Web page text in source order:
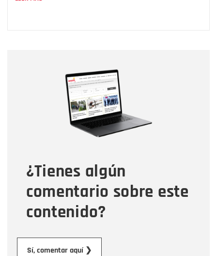
¿Tienes algún
comentario sobre este
contenido?
Sí, comentar aquí ❯
Correo electrónico
Tipo de comentario
Mensaje